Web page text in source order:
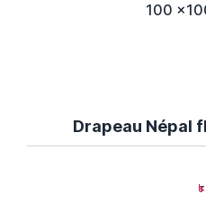
100
Drapeau Népal